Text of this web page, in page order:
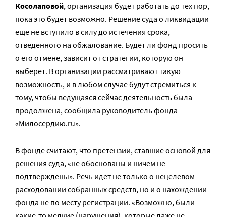
Косолаповой, организация будет работать до тех пор,
пока это будет возможно. Решение суда о ликвидации
еще не вступило в силу до истечения срока,
отведенного на обжалование. Будет ли фонд просить
о его отмене, зависит от стратегии, которую он
выберет. В организации рассматривают такую
возможность, и в любом случае будут стремиться к
тому, чтобы ведущаяся сейчас деятельность была
продолжена, сообщила руководитель фонда
«Милосердию.ru».
В фонде считают, что претензии, ставшие основой для
решения суда, «не обоснованы и ничем не
подтверждены». Речь идет не только о нецелевом
расходовании собранных средств, но и о нахождении
фонда не по месту регистрации. «Возможно, были